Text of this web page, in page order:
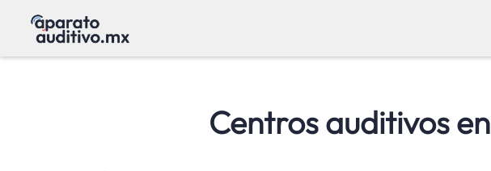
Centros auditivos en